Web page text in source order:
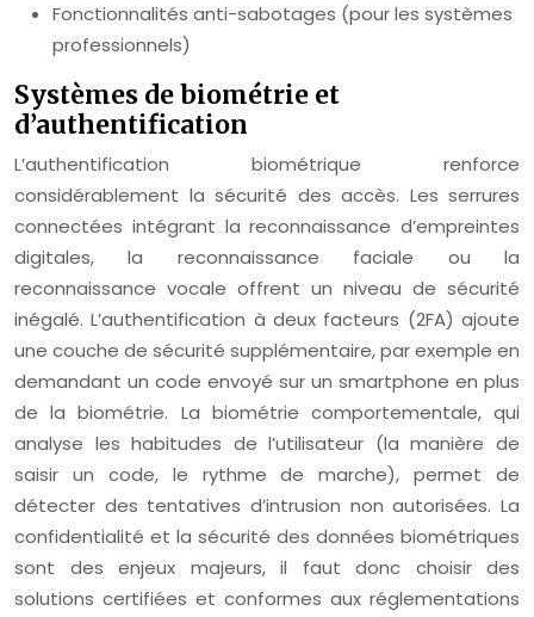
Fonctionnalités anti-sabotages (pour les systèmes
professionnels)
Systèmes de biométrie et
d’authentification
L’authentification biométrique renforce
considérablement la sécurité des accès. Les serrures
connectées intégrant la reconnaissance d’empreintes
digitales, la reconnaissance faciale ou la
reconnaissance vocale offrent un niveau de sécurité
inégalé. L’authentification à deux facteurs (2FA) ajoute
une couche de sécurité supplémentaire, par exemple en
demandant un code envoyé sur un smartphone en plus
de la biométrie. La biométrie comportementale, qui
analyse les habitudes de l’utilisateur (la manière de
saisir un code, le rythme de marche), permet de
détecter des tentatives d’intrusion non autorisées. La
confidentialité et la sécurité des données biométriques
sont des enjeux majeurs, il faut donc choisir des
solutions certifiées et conformes aux réglementations